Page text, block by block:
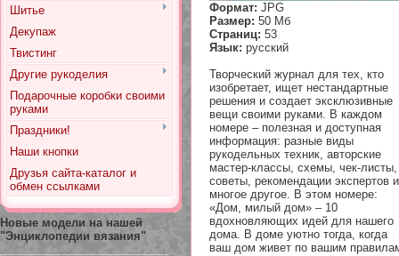
Шитье
Декупаж
Твистинг
Другие рукоделия
Подарочные коробки своими
руками
Праздники!
Наши кнопки
Друзья сайта-каталог и
обмен ссылками
Новые модели на нашей
"Энциклопедии вязания"
Формат: JPG
Размер: 50 Мб
Страниц: 53
Язык: русский
Творческий журнал для тех, кто
изобретает, ищет нестандартные
решения и создает эксклюзивные
вещи своими руками. В каждом
номере – полезная и доступная
информация: разные виды
рукодельных техник, авторские
мастер-классы, схемы, чек-листы,
советы, рекомендации экспертов и
многое другое. В этом номере:
«Дом, милый дом» – 10
вдохновляющих идей для нашего
дома. В доме уютно тогда, когда
ваш дом живет по вашим